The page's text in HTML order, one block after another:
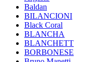
Baldan
BILANCIONI
Black Coral
BLANCHA
BLANCHETT
BORBONESE